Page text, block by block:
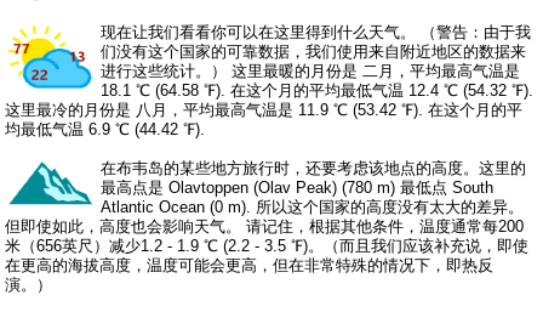
现在让我们看看你可以在这里得到什么天气。 （警告：由于我
们没有这个国家的可靠数据，我们使用来自附近地区的数据来
进行这些统计。） 这里最暖的月份是 二月，平均最高气温是
18.1 ℃ (64.58 ℉). 在这个月的平均最低气温 12.4 ℃ (54.32 ℉).
这里最冷的月份是 八月，平均最高气温是 11.9 ℃ (53.42 ℉). 在这个月的平
均最低气温 6.9 ℃ (44.42 ℉).
在布韦岛的某些地方旅行时，还要考虑该地点的高度。这里的
最高点是 Olavtoppen (Olav Peak) (780 m) 最低点 South
Atlantic Ocean (0 m). 所以这个国家的高度没有太大的差异。
但即使如此，高度也会影响天气。 请记住，根据其他条件，温度通常每200
米（656英尺）减少1.2 - 1.9 ℃ (2.2 - 3.5 ℉)。（而且我们应该补充说，即使
在更高的海拔高度，温度可能会更高，但在非常特殊的情况下，即热反
演。）